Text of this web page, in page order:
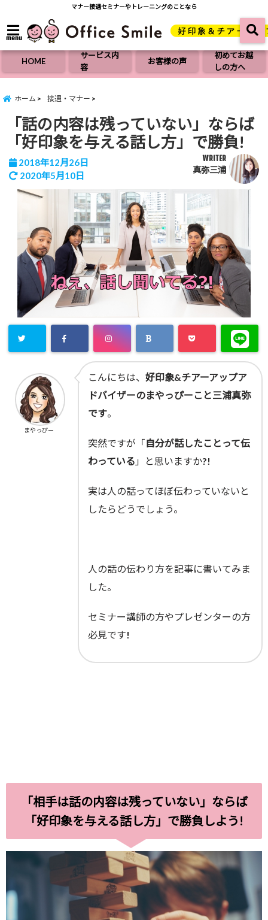
マナー接遇セミナーやトレーニングのことなら
menu
HOME
サービス内
容
お客様の声
初めてお越
しの方へ
ホーム 接遇・マナー
「話の内容は残っていない」ならば
「好印象を与える話し方」で勝負!
2018年12月26日
2020年5月10日
WRITER
真弥三浦
こんにちは、 好印象&チアーアップア
ドバイザーのまやっぴーこと三浦真弥
です。
突然ですが「自分が話したことって伝
わっている 」と思いますか?!
実は人の話ってほぼ伝わっていないと
したらどうでしょう。
人の話の伝わり方を記事に書いてみま
した。
セミナー講師の方やプレゼンターの方
必見です!
まやっぴー
「相手は話の内容は残っていない」ならば
「好印象を与える話し方」で勝負しよう !